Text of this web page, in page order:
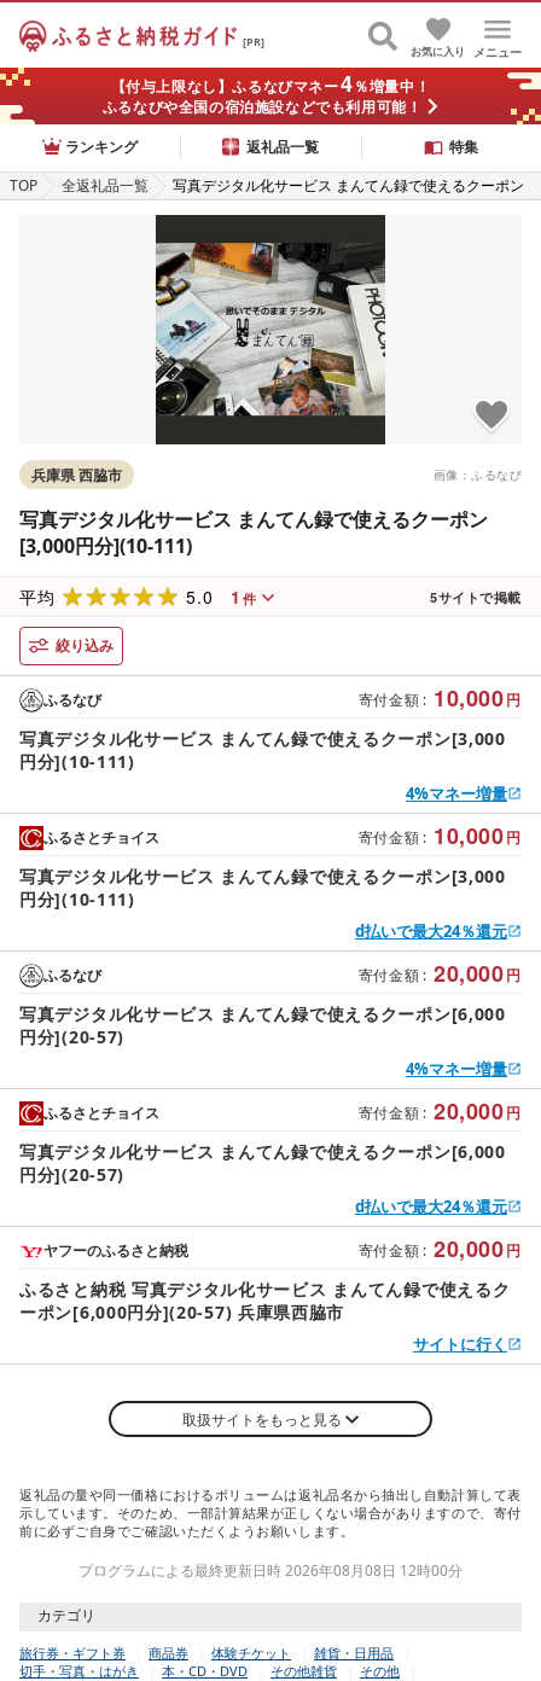
[PR]
メニュー
お気に入り
【付与上限なし】ふるなびマネー4％増量中！
ふるなびや全国の宿泊施設などでも利用可能！
ランキング
返礼品一覧
特集
TOP
全返礼品一覧
写真デジタル化サービス まんてん録で使えるクーポン
[3,000円分](10-111)
画像：ふるなび
兵庫県 西脇市
写真デジタル化サービス まんてん録で使えるクーポン
[3,000円分](10-111)
平均 5.0 1 件 5サイトで掲載
絞り込み
寄付金額 : 10,000円
ふるなび
写真デジタル化サービス まんてん録で使えるクーポン[3,000
円分](10-111)
4%マネー増量
寄付金額 : 10,000円
ふるさとチョイス
写真デジタル化サービス まんてん録で使えるクーポン[3,000
円分](10-111)
d払いで最大24％還元
寄付金額 : 20,000円
ふるなび
写真デジタル化サービス まんてん録で使えるクーポン[6,000
円分](20-57)
4%マネー増量
寄付金額 : 20,000円
ふるさとチョイス
写真デジタル化サービス まんてん録で使えるクーポン[6,000
円分](20-57)
d払いで最大24％還元
寄付金額 : 20,000円
ヤフーのふるさと納税
ふるさと納税 写真デジタル化サービス まんてん録で使えるク
ーポン[6,000円分](20-57) 兵庫県西脇市
サイトに行く
取扱サイトをもっと見る
返礼品の量や同一価格におけるボリュームは返礼品名から抽出し自動計算して表
示しています。そのため、一部計算結果が正しくない場合がありますので、寄付
前に必ずご自身でご確認いただくようお願いします。
プログラムによる最終更新日時 2026年08月08日 12時00分
カテゴリ
旅行券・ギフト券 商品券 体験チケット
雑貨・日用品
切手・写真・はがき
本・CD・DVD その他雑貨 その他